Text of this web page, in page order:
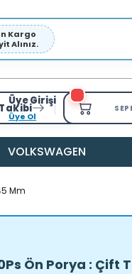
Kargo
Alınız.
Üye Girişi
Üye Ol
VOLKSWAGEN
Mm
Ön Porya : Çift